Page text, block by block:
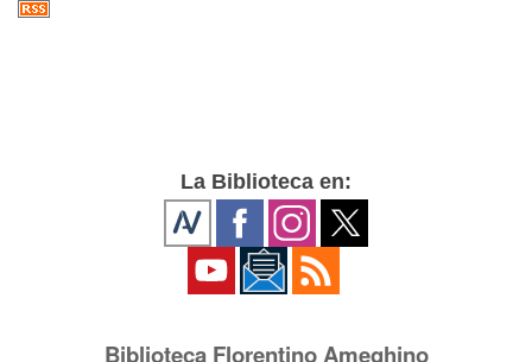
La Biblioteca en:
Biblioteca Florentino Ameghino